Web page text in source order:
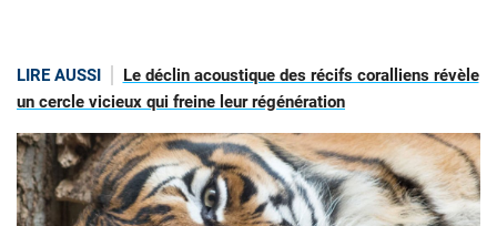
LIRE AUSSI
Le déclin acoustique des récifs coralliens révèle
un cercle vicieux qui freine leur régénération